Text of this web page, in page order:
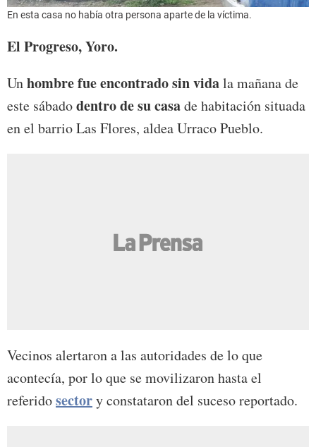
En esta casa no había otra persona aparte de la víctima.
El Progreso, Yoro.
Unhombre fue encontrado sin vidala mañana de
este sábadodentro de su casade habitación situada
en el barrio Las Flores, aldea Urraco Pueblo.
Vecinos alertaron a las autoridades de lo que
acontecía, por lo que se movilizaron hasta el
referidosectory constataron del suceso reportado.